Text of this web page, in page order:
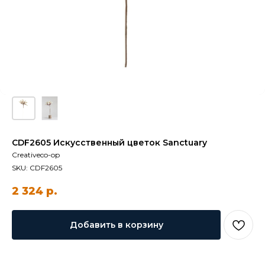
CDF2605 Искусственный цветок Sanctuary
Creativeco-op
SKU: CDF2605
2 324 р.
Добавить в корзину